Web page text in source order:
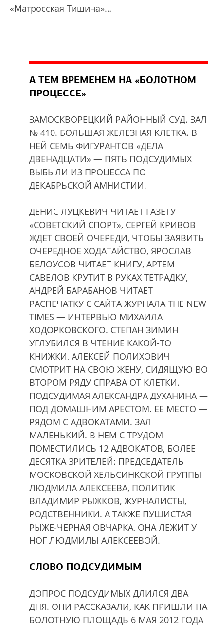
«Матросская Тишина»…
А ТЕМ ВРЕМЕНЕМ НА «БОЛОТНОМ
ПРОЦЕССЕ»
ЗАМОСКВОРЕЦКИЙ РАЙОННЫЙ СУД. ЗАЛ
№ 410. БОЛЬШАЯ ЖЕЛЕЗНАЯ КЛЕТКА. В
НЕЙ СЕМЬ ФИГУРАНТОВ «ДЕЛА
ДВЕНАДЦАТИ» — ПЯТЬ ПОДСУДИМЫХ
ВЫБЫЛИ ИЗ ПРОЦЕССА ПО
ДЕКАБРЬСКОЙ АМНИСТИИ.
ДЕНИС ЛУЦКЕВИЧ ЧИТАЕТ ГАЗЕТУ
«СОВЕТСКИЙ СПОРТ», СЕРГЕЙ КРИВОВ
ЖДЕТ СВОЕЙ ОЧЕРЕДИ, ЧТОБЫ ЗАЯВИТЬ
ОЧЕРЕДНОЕ ХОДАТАЙСТВО, ЯРОСЛАВ
БЕЛОУСОВ ЧИТАЕТ КНИГУ, АРТЕМ
САВЕЛОВ КРУТИТ В РУКАХ ТЕТРАДКУ,
АНДРЕЙ БАРАБАНОВ ЧИТАЕТ
РАСПЕЧАТКУ С САЙТА ЖУРНАЛА THE NEW
TIMES — ИНТЕРВЬЮ МИХАИЛА
ХОДОРКОВСКОГО. СТЕПАН ЗИМИН
УГЛУБИЛСЯ В ЧТЕНИЕ КАКОЙ-ТО
КНИЖКИ, АЛЕКСЕЙ ПОЛИХОВИЧ
СМОТРИТ НА СВОЮ ЖЕНУ, СИДЯЩУЮ ВО
ВТОРОМ РЯДУ СПРАВА ОТ КЛЕТКИ.
ПОДСУДИМАЯ АЛЕКСАНДРА ДУХАНИНА —
ПОД ДОМАШНИМ АРЕСТОМ. ЕЕ МЕСТО —
РЯДОМ С АДВОКАТАМИ. ЗАЛ
МАЛЕНЬКИЙ. В НЕМ С ТРУДОМ
ПОМЕСТИЛИСЬ 12 АДВОКАТОВ, БОЛЕЕ
ДЕСЯТКА ЗРИТЕЛЕЙ: ПРЕДСЕДАТЕЛЬ
МОСКОВСКОЙ ХЕЛЬСИНКСКОЙ ГРУППЫ
ЛЮДМИЛА АЛЕКСЕЕВА, ПОЛИТИК
ВЛАДИМИР РЫЖКОВ, ЖУРНАЛИСТЫ,
РОДСТВЕННИКИ. А ТАКЖЕ ПУШИСТАЯ
РЫЖЕ-ЧЕРНАЯ ОВЧАРКА, ОНА ЛЕЖИТ У
НОГ ЛЮДМИЛЫ АЛЕКСЕЕВОЙ.
СЛОВО ПОДСУДИМЫМ
ДОПРОС ПОДСУДИМЫХ ДЛИЛСЯ ДВА
ДНЯ. ОНИ РАССКАЗАЛИ, КАК ПРИШЛИ НА
БОЛОТНУЮ ПЛОЩАДЬ 6 МАЯ 2012 ГОДА